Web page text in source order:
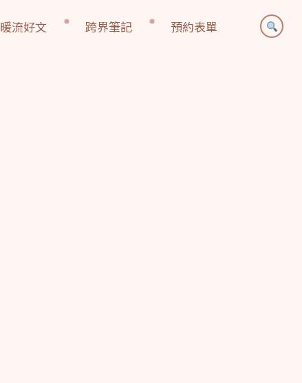
暖流好文 跨界筆記 預約表單